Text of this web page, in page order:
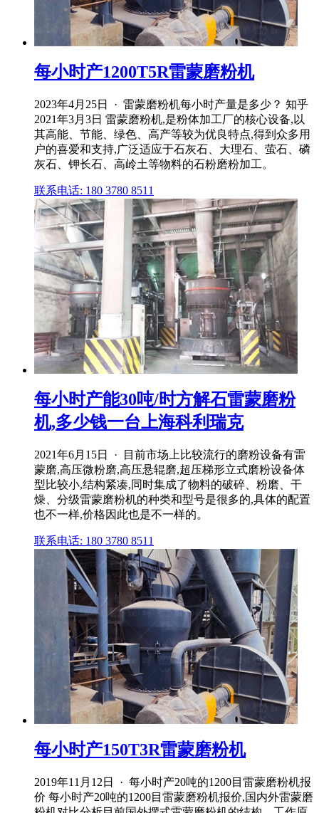
每小时产1200T5R雷蒙磨粉机
2023年4月25日 · 雷蒙磨粉机每小时产量是多少？ 知乎
2021年3月3日 雷蒙磨粉机,是粉体加工厂的核心设备,以
其高能、节能、绿色、高产等较为优良特点,得到众多用
户的喜爱和支持,广泛适应于石灰石、大理石、萤石、磷
灰石、钾长石、高岭土等物料的石粉磨粉加工。
联系电话: 180 3780 8511
每小时产能30吨/时方解石雷蒙磨粉
机,多少钱一台上海科利瑞克
2021年6月15日 · 目前市场上比较流行的磨粉设备有雷
蒙磨,高压微粉磨,高压悬辊磨,超压梯形立式磨粉设备体
型比较小,结构紧凑,同时集成了物料的破碎、粉磨、干
燥、分级雷蒙磨粉机的种类和型号是很多的,具体的配置
也不一样,价格因此也是不一样的。
联系电话: 180 3780 8511
每小时产150T3R雷蒙磨粉机
2019年11月12日 · 每小时产20吨的1200目雷蒙磨粉机报
价 每小时产20吨的1200目雷蒙磨粉机报价,国内外雷蒙磨